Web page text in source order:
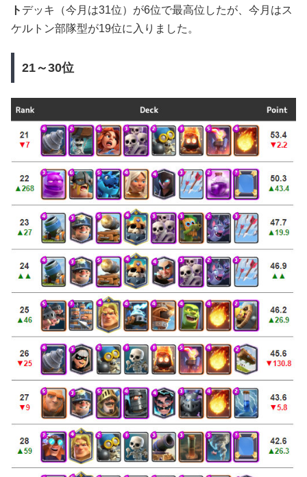
ト デッキ（今月は31位）が6位で最高位したが、今月はス
ケルトン部隊型が19位に入りました。
21～30位